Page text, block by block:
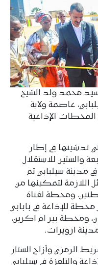
محمد ولد الشيخ
عاصمة ولاية
الإذاعية
تدشينها في إطار
والستين للاستقلال
مدينة سيلبابي تم
اللازمة لتمكينها من
ومحطة لقناة
محطة للإذاعة في بابابى
ومحطة بير ام اكرين،
ازويرات.
الرمزي وأزاح الستار
والتلفزة في سيلبابي